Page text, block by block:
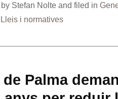
Stefan Nolte and filed in
Lleis i normatives
Palma